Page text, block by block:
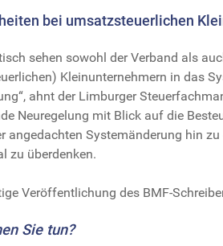
bei umsatzsteuerlichen
sehen sowohl der Verband als
Kleinunternehmern in das
ahnt der Limburger
Neuregelung mit Blick auf die
angedachten Systemänderung hin
zu überdenken.
Veröffentlichung des BMF-
Sie tun?